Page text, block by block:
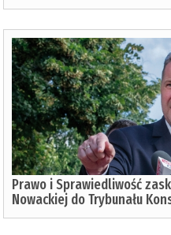
Prawo i Sprawiedliwość
Nowackiej do Trybunału